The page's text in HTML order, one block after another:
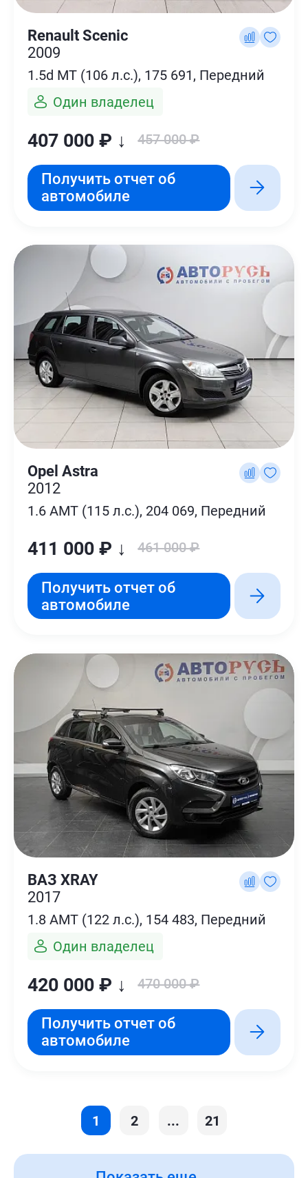
Renault Scenic
2009
1.5d MT (106 л.с.), 175 691, Передний
Один владелец
407 000 ₽ ↓ 457 000 ₽
Получить отчет об
автомобиле
Opel Astra
2012
1.6 AMT (115 л.с.), 204 069, Передний
411 000 ₽ ↓ 461 000 ₽
Получить отчет об
автомобиле
ВАЗ XRAY
2017
1.8 AMT (122 л.с.), 154 483, Передний
Один владелец
420 000 ₽ ↓ 470 000 ₽
Получить отчет об
автомобиле
1 2 ... 21